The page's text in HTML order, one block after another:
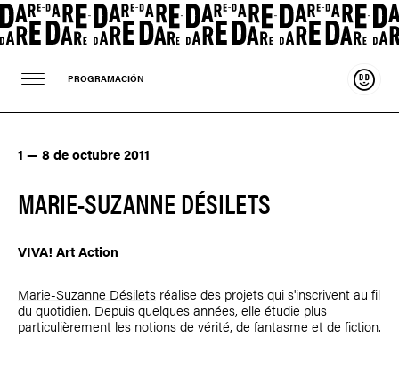
PROGRAMACIÓN
1 — 8 de octubre 2011
MARIE-SUZANNE DÉSILETS
VIVA! Art Action
Marie-Suzanne Désilets réalise des projets qui s'inscrivent au fil
du quotidien. Depuis quelques années, elle étudie plus
particulièrement les notions de vérité, de fantasme et de fiction.